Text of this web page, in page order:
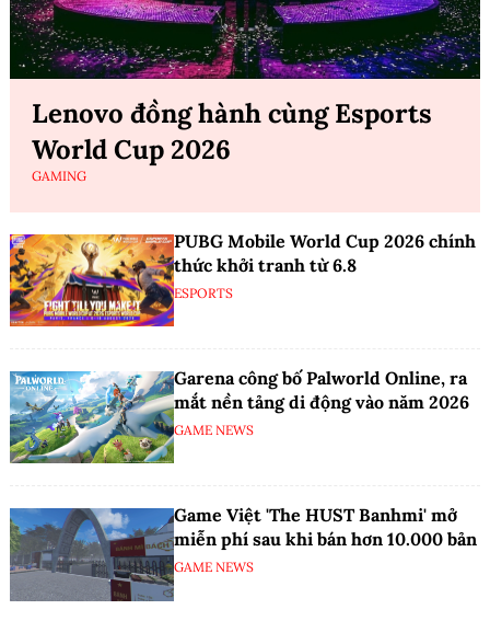
Lenovo đồng hành cùng Esports
World Cup 2026
GAMING
PUBG Mobile World Cup 2026 chính
thức khởi tranh từ 6.8
ESPORTS
Garena công bố Palworld Online, ra
mắt nền tảng di động vào năm 2026
GAME NEWS
Game Việt 'The HUST Banhmi' mở
miễn phí sau khi bán hơn 10.000 bản
GAME NEWS